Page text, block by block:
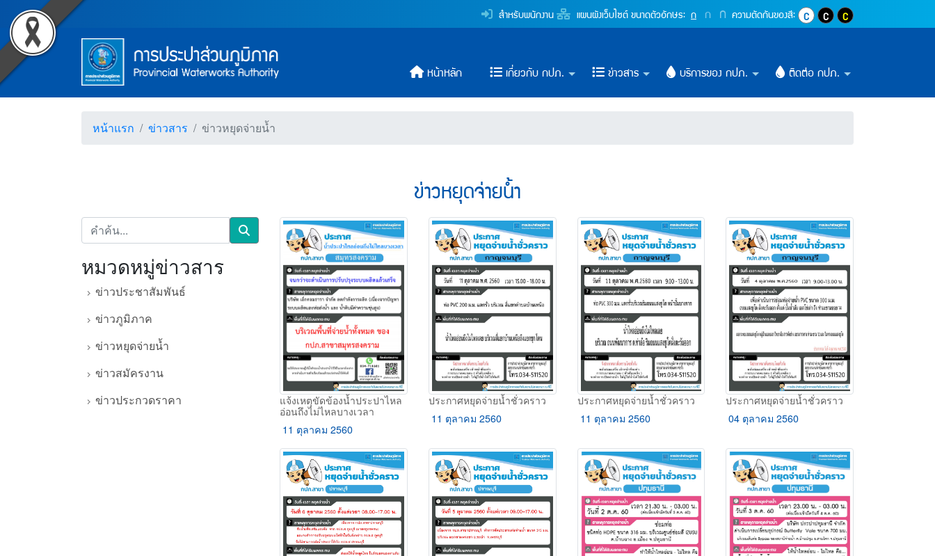
ข่าวหยุดจ่ายน้ำ (การประปาส่วนภูมิภาค)
ข้ามไปยังเนื้อหา (Skip to content)
ข้ามไปยังเมนู (Skip to menu)
หน้าค้นหาข้อมูลในเว็บไซต์ (Search)
หน้าแผนผังเว็บไซต์ (Sitemap)
ตัวช่วยเหลือการเข้าถึงเว็บไซต์
หน้าหลักหรือโฮมเพจ
หน้าคำถามยอดฮิต
Top Menu สำหรับพนักงาน แผนผังเว็บไซต์ขนาดตัวอักษร: กปุ่มปรับตัวอักษรให้เป็นขนาด 16 pixel
กปุ่มเพิ่มขนาดตัวอักษรอีก 1.2 เท่า
ก ปุ่มเพิ่มขนาดตัวอักษรอีก 1.4 เท่า
ความตัดกันของสี: ปุ่มปรับสีตัวอักษร และสีพื้นหลังให้
ปุ่มปรับสีตัวอักษรสีขาว และ
ปุ่มปรับสีตัวอักษรสีเหลื
Main Menuตราสัญลักษณ์ และค่านิยม การประปาส่วนภูมิภาค
หน้าหลัก เกี่ยวกับ กปภ. ข่าวสาร บริการของ กปภ. ติดต่อ กปภ.
หน้าแรก ข่าวสาร ข่าวหยุดจ่ายน้ำ
ข่าวหยุดจ่ายน้ำ
คำค้น
Search
หมวดหมู่ข่าวสาร
ข่าวประชาสัมพันธ์
ข่าวภูมิภาค
ข่าวหยุดจ่ายน้ำ
ข่าวสมัครงาน
ข่าวประกวดราคา
แจ้งเหตุขัดข้องน้ำประปาไหล
อ่อนถึงไม่ไหลบางเวลา
11 ตุลาคม 2560
ประกาศหยุดจ่ายน้ำชั่วคราว
11 ตุลาคม 2560
ประกาศหยุดจ่ายน้ำชั่วคราว
11 ตุลาคม 2560
ประกาศหยุดจ่ายน้ำชั่วคราว
04 ตุลาคม 2560